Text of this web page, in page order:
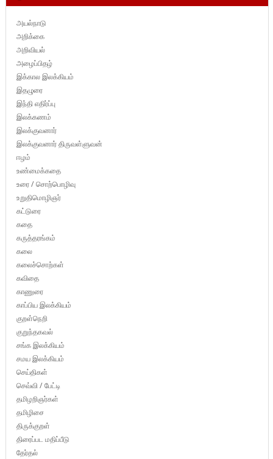
அயல்நாடு
அறிக்கை
அறிவியல்
அழைப்பிதழ்
இக்கால இலக்கியம்
இதழுரை
இந்தி எதிர்ப்பு
இலக்கணம்
இலக்குவனார்
இலக்குவனார் திருவள்ளுவன்
ஈழம்
உண்மைக்கதை
உரை / சொற்பொழிவு
உறுதிமொழிஞர்
கட்டுரை
கதை
கருத்தரங்கம்
கலை
கலைச்சொற்கள்
கவிதை
காணுரை
காப்பிய இலக்கியம்
குறள்நெறி
குறுந்தகவல்
சங்க இலக்கியம்
சமய இலக்கியம்
செய்திகள்
செவ்வி / பேட்டி
தமிழறிஞர்கள்
தமிழிசை
திருக்குறள்
திரைப்பட மதிப்பீடு
தேர்தல்